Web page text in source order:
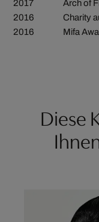
2017
Arch of
2016
Charity
2016
Mifa
Diese